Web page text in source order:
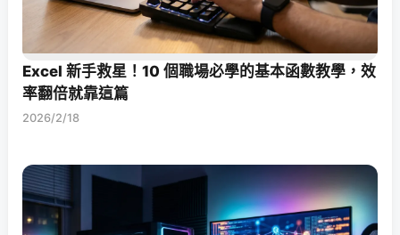
Excel 新手救星！10 個職場必學的基本函數教學，效
率翻倍就靠這篇
2026/2/18